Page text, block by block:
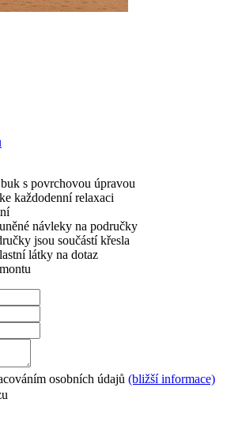
s povrchovou úpravou
každodenní relaxaci
návleky na područky
jsou součástí křesla
látky na dotaz
osobních údajů (bližší informace)